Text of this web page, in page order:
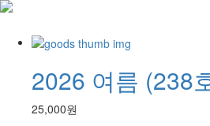
2026 여름 (238
25,000원